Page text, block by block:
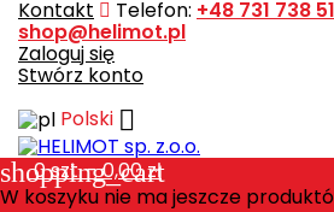
Kontakt Telefon: +48 731 738
shop@helimot.pl
Zaloguj się
Stwórz konto
Polski 
shopping_cart
0szt. - 0,00 zł
W koszyku nie ma jeszcze